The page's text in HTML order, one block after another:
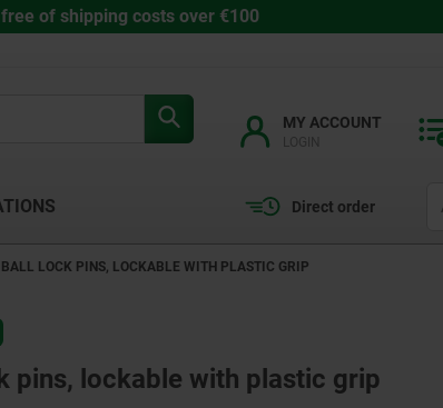
of shipping costs over €100
MY ACCOUNT
Direct order
BALL LOCK PINS, LOCKABLE WITH PLASTIC GRIP
pins, lockable with plastic grip